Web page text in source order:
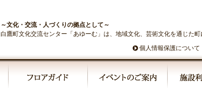
～文化・交流・人づくりの拠点として～
白鷹町文化交流センター「あゆーむ」は、地域文化、芸術文化を通じた
個人情報保護について